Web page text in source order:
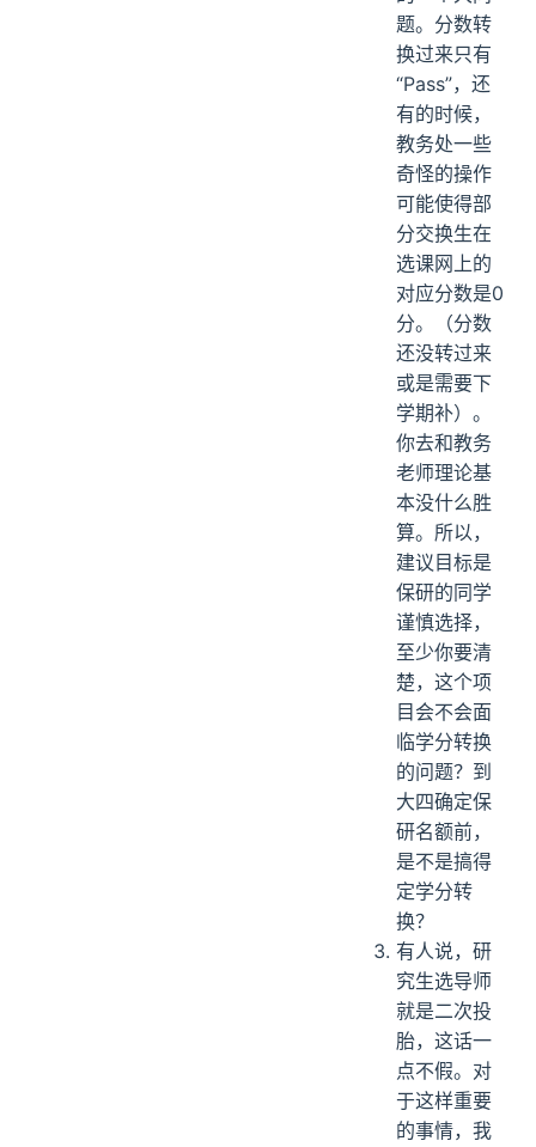
题。分数转
换过来只有
“Pass”，还
有的时候，
教务处一些
奇怪的操作
可能使得部
分交换生在
选课网上的
对应分数是0
分。（分数
还没转过来
或是需要下
学期补）。
你去和教务
老师理论基
本没什么胜
算。所以，
建议目标是
保研的同学
谨慎选择，
至少你要清
楚，这个项
目会不会面
临学分转换
的问题？到
大四确定保
研名额前，
是不是搞得
定学分转
换？
有人说，研
究生选导师
就是二次投
胎，这话一
点不假。对
于这样重要
的事情，我